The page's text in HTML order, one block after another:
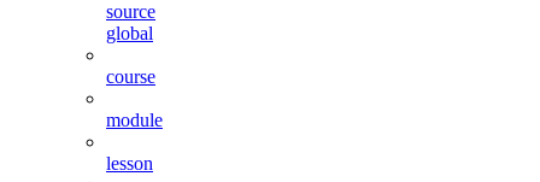
source
global
course
module
lesson